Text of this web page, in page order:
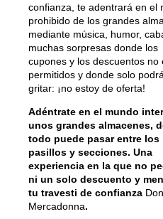
confianza, te adentrará en el
prohibido de los grandes
mediante música, humor,
muchas sorpresas donde los
cupones y los descuentos no
permitidos y donde solo
gritar: ¡no estoy de oferta!
Adéntrate en el mundo
unos grandes almacenes,
todo puede pasar entre los
pasillos y secciones. Una
experiencia en la que no
ni un solo descuento y
tu travesti de confianza
Mercadonna.